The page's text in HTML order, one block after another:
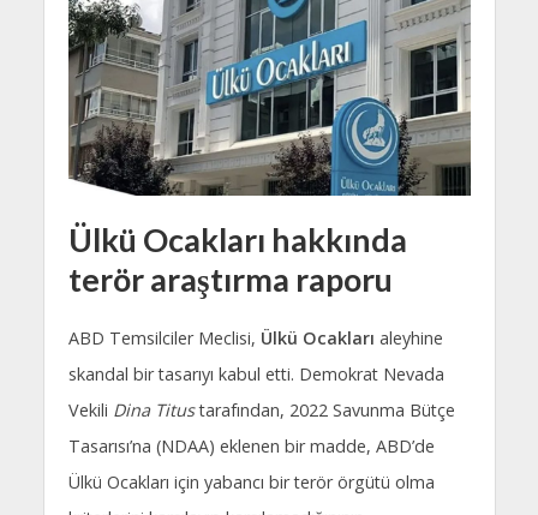
Ülkü Ocakları hakkında
terör araştırma raporu
ABD Temsilciler Meclisi, Ülkü Ocakları aleyhine
skandal bir tasarıyı kabul etti. Demokrat Nevada
Vekili Dina Titustarafından, 2022 Savunma Bütçe
Tasarısı’na (NDAA) eklenen bir madde, ABD’de
Ülkü Ocakları için yabancı bir terör örgütü olma